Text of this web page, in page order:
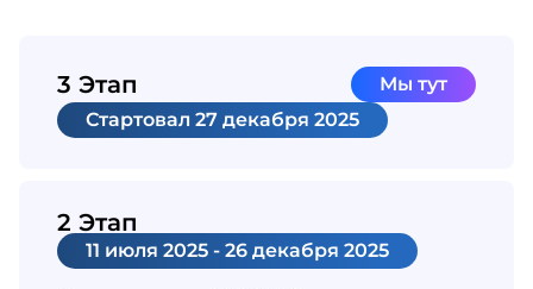
3 Этап
Мы тут
Cтартовал 27 декабря 2025
2 Этап
11 июля 2025 - 26 декабря 2025